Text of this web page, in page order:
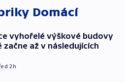
Domácí
vyhořelé výškové budovy
začne až v následujících
2h